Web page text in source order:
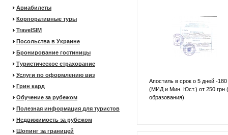
Авиабилеты
Корпоративные туры
TravelSIM
Посольства в Украине
Бронирование гостиницы
Туристическое страхование
Услуги по оформлению виз
Грин кард
Обучение за рубежом
Полезная информация для туристов
Недвижимость за рубежом
Шопинг за границей
Апостиль в срок о 5 дней -180
(МИД и Мин. Юст.) от 250 грн
образования)